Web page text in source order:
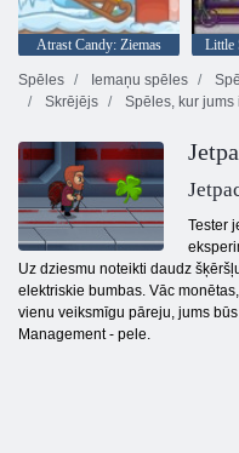
Atrast Candy: Ziemas Little
Spēles
Iemaņu spēles
Skrējējs
Spēles, kur jums
Tester
Uz dziesmu noteikti daudz
elektriskie bumbas. Vāc
vienu veiksmīgu pāreju, jums
Management - pele.